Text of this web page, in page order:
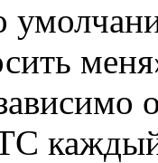
каждый